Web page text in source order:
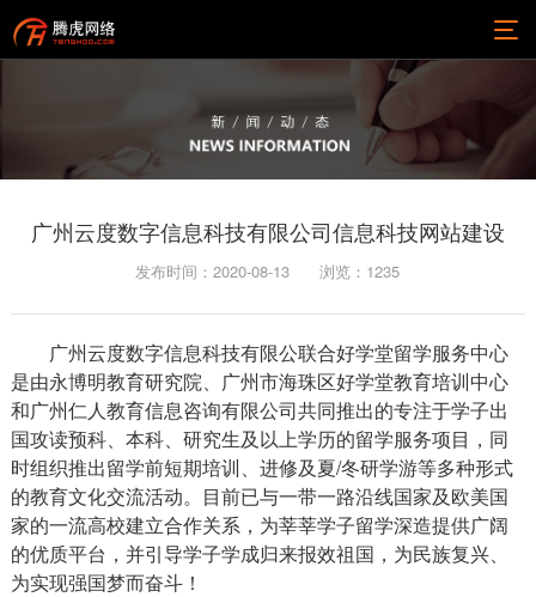
广州云度数字信息科技有限公司信息科技网站建设
发布时间：2020-08-13 浏览： 1235
广州云度数字信息科技有限公联合好学堂留学服务中心
是由永博明教育研究院、广州市海珠区好学堂教育培训中心
和广州仁人教育信息咨询有限公司共同推出的专注于学子出
国攻读预科、本科、研究生及以上学历的留学服务项目，同
时组织推出留学前短期培训、进修及夏/冬研学游等多种形式
的教育文化交流活动。目前已与一带一路沿线国家及欧美国
家的一流高校建立合作关系，为莘莘学子留学深造提供广阔
的优质平台，并引导学子学成归来报效祖国，为民族复兴、
为实现强国梦而奋斗！